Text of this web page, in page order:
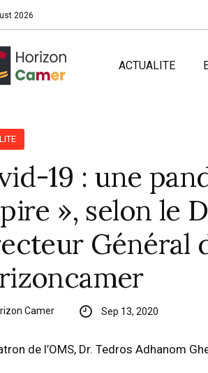
2026
ACTUALITE
19 : une
», selon le
Général
Camer Sep 13, 2020
de l’OMS, Dr. Tedros Adhanom